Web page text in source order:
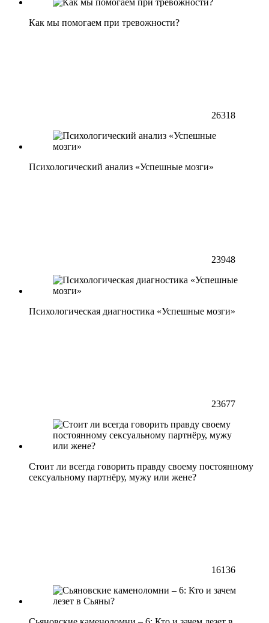
Как мы помогаем при тревожности?
26318
Психологический анализ «Успешные мозги»
23948
Психологическая диагностика «Успешные мозги»
23677
Стоит ли всегда говорить правду своему постоянному
сексуальному партнёру, мужу или жене?
16136